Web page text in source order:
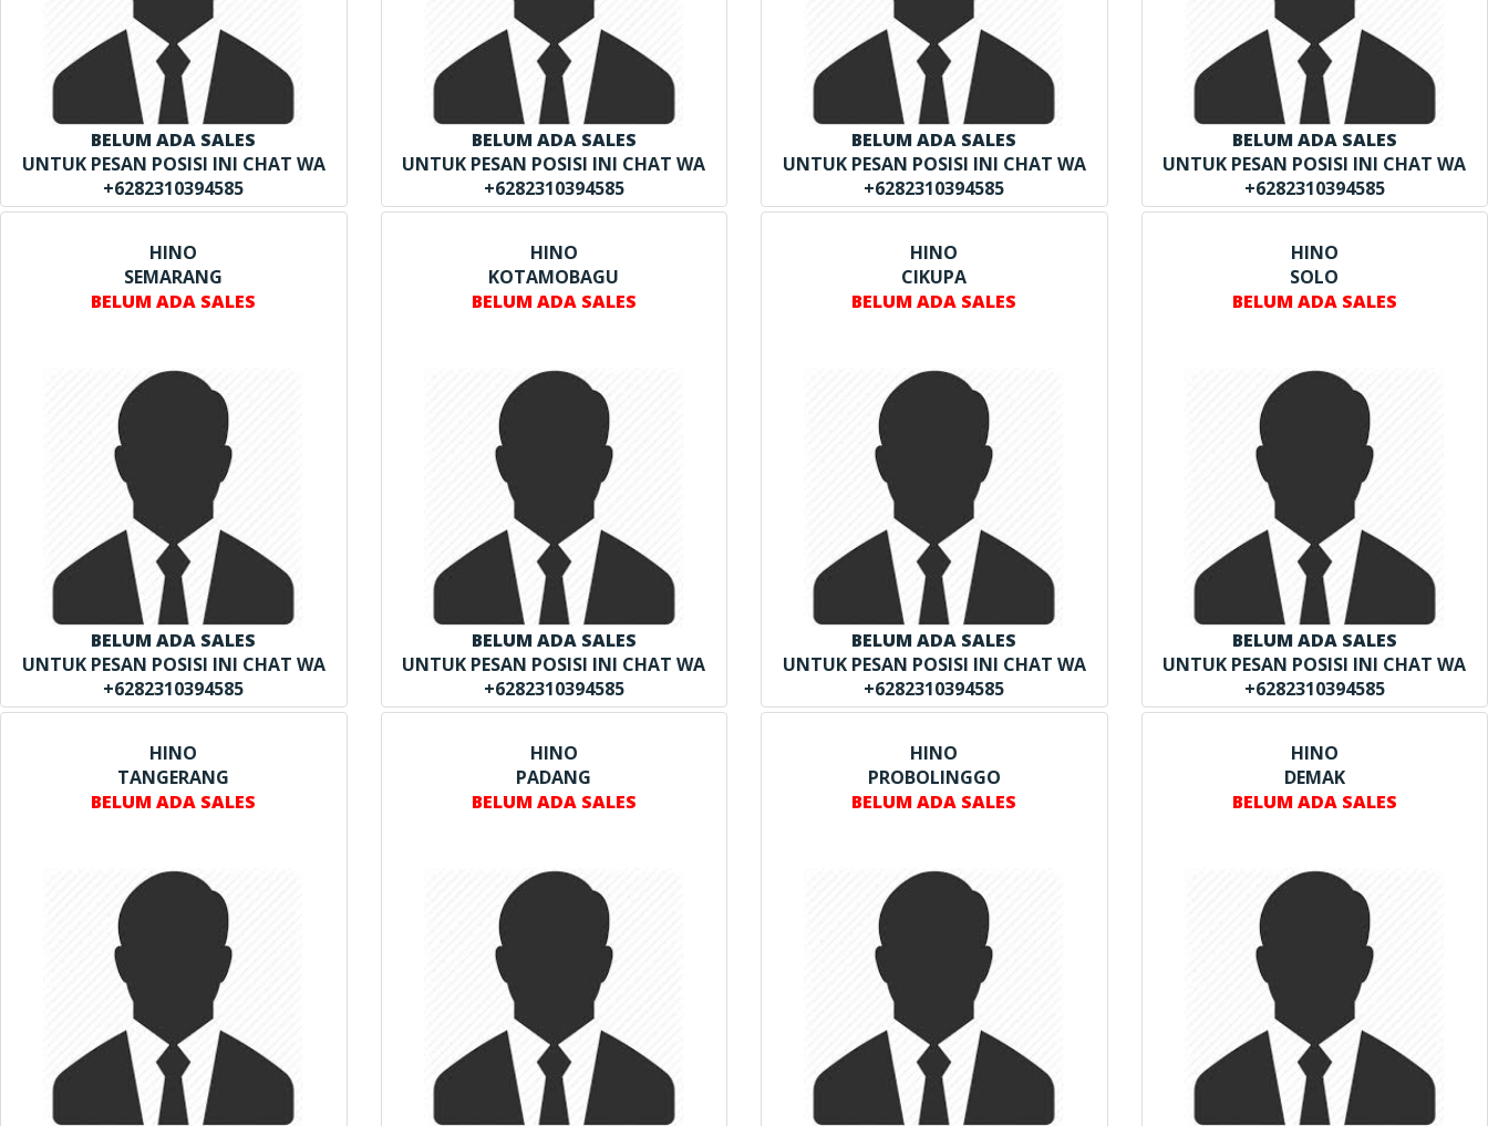
BELUM ADA SALES
UNTUK PESAN POSISI INI CHAT WA
+6282310394585
BELUM ADA SALES
UNTUK PESAN POSISI INI CHAT WA
+6282310394585
BELUM ADA SALES
UNTUK PESAN POSISI INI CHAT WA
+6282310394585
BELUM ADA SALES
UNTUK PESAN POSISI INI CHAT WA
+6282310394585
HINO
SEMARANG
BELUM ADA SALES
BELUM ADA SALES
UNTUK PESAN POSISI INI CHAT WA
+6282310394585
HINO
KOTAMOBAGU
BELUM ADA SALES
BELUM ADA SALES
UNTUK PESAN POSISI INI CHAT WA
+6282310394585
HINO
CIKUPA
BELUM ADA SALES
BELUM ADA SALES
UNTUK PESAN POSISI INI CHAT WA
+6282310394585
HINO
SOLO
BELUM ADA SALES
BELUM ADA SALES
UNTUK PESAN POSISI INI CHAT WA
+6282310394585
HINO
TANGERANG
BELUM ADA SALES
HINO
PADANG
BELUM ADA SALES
HINO
PROBOLINGGO
BELUM ADA SALES
HINO
DEMAK
BELUM ADA SALES